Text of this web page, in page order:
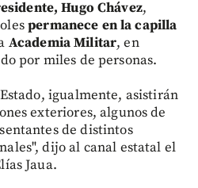
Hugo Chávez,
permanece en la capilla
Academia Militar, en
por miles de personas.
igualmente, asistirán
exteriores, algunos de
de distintos
dijo al canal estatal el
Jaua.